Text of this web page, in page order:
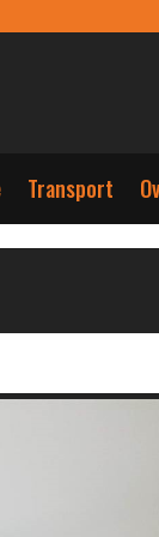
Transport